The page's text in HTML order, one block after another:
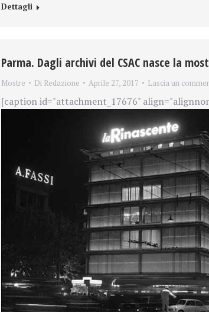
Dettagli
Parma. Dagli archivi del CSAC nasce la
Mostre Di Redazione Aprile 27, 2017 Lascia un
[caption id="attachment_17676"